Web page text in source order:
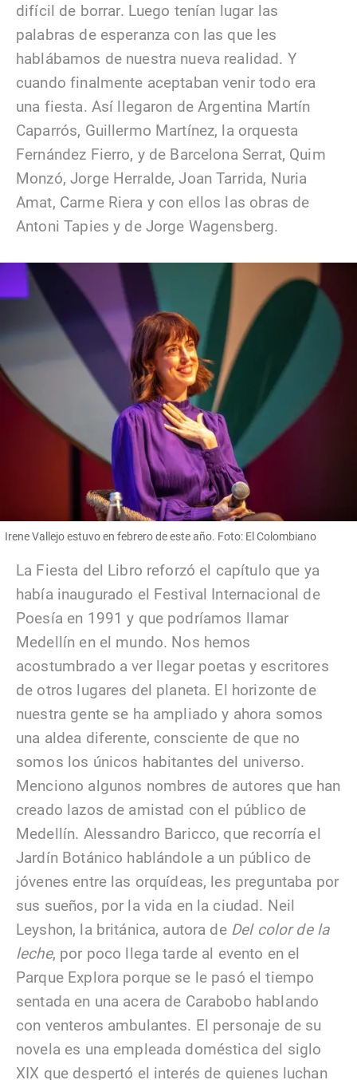
difícil de borrar. Luego tenían lugar las
palabras de esperanza con las que les
hablábamos de nuestra nueva realidad. Y
cuando finalmente aceptaban venir todo era
una fiesta. Así llegaron de Argentina Martín
Caparrós, Guillermo Martínez, la orquesta
Fernández Fierro, y de Barcelona Serrat, Quim
Monzó, Jorge Herralde, Joan Tarrida, Nuria
Amat, Carme Riera y con ellos las obras de
Antoni Tapies y de Jorge Wagensberg.
Irene Vallejo estuvo en febrero de este año. Foto: El Colombiano
La Fiesta del Libro reforzó el capítulo que ya
había inaugurado el Festival Internacional de
Poesía en 1991 y que podríamos llamar
Medellín en el mundo. Nos hemos
acostumbrado a ver llegar poetas y escritores
de otros lugares del planeta. El horizonte de
nuestra gente se ha ampliado y ahora somos
una aldea diferente, consciente de que no
somos los únicos habitantes del universo.
Menciono algunos nombres de autores que han
creado lazos de amistad con el público de
Medellín. Alessandro Baricco, que recorría el
Jardín Botánico hablándole a un público de
jóvenes entre las orquídeas, les preguntaba por
sus sueños, por la vida en la ciudad. Neil
Leyshon, la británica, autora deDel color de la
leche, por poco llega tarde al evento en el
Parque Explora porque se le pasó el tiempo
sentada en una acera de Carabobo hablando
con venteros ambulantes. El personaje de su
novela es una empleada doméstica del siglo
XIX que despertó el interés de quienes luchan